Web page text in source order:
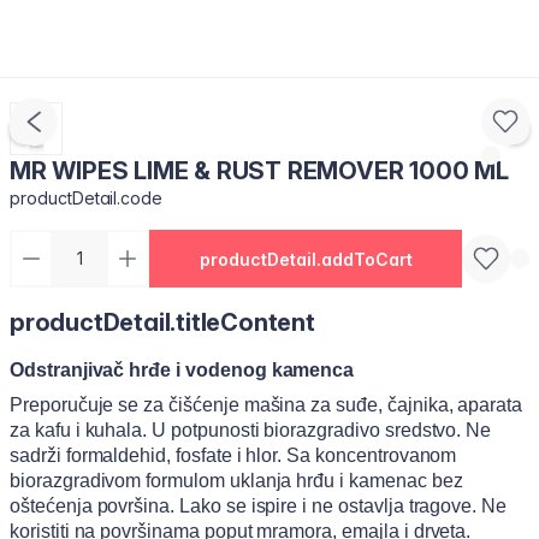
MR WIPES LIME & RUST REMOVER 1000 ML
productDetail.code
productDetail.addToCart
productDetail.titleContent
Odstranjivač hrđe i vodenog kamenca
Preporučuje se za čišćenje mašina za suđe, čajnika, aparata
za kafu i kuhala. U potpunosti biorazgradivo sredstvo. Ne
sadrži formaldehid, fosfate i hlor. Sa koncentrovanom
biorazgradivom formulom uklanja hrđu i kamenac bez
oštećenja površina. Lako se ispire i ne ostavlja tragove. Ne
koristiti na površinama poput mramora, emajla i drveta.